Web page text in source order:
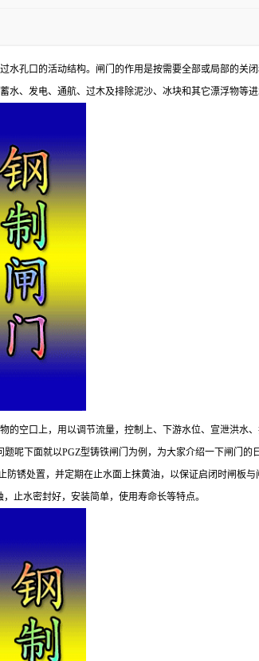
孔口的活动结构。闸门的作用是按需要全部或局部的
、发电、通航、过木及排除泥沙、冰块和其它漂浮物等
空口上，用以调节流量，控制上、下游水位、宣泄洪
呢下面就以PGZ型铸铁闸门为例，为大家介绍一下闸门
锈处置，并定期在止水面上抹黄油，以保证启闭时闸板
止水密封好，安装简单，使用寿命长等特点。